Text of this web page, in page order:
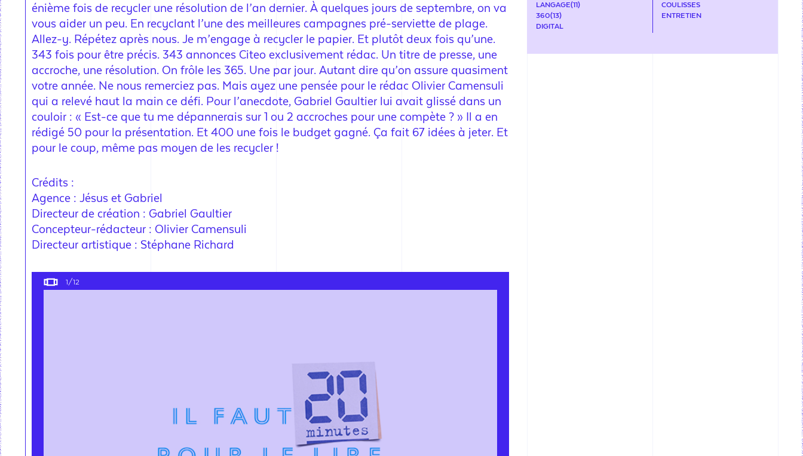
énième fois de recycler une résolution de l’an dernier. À quelques jours de septembre, on va
vous aider un peu. En recyclant l’une des meilleures campagnes pré-serviette de plage.
Allez-y. Répétez après nous. Je m’engage à recycler le papier. Et plutôt deux fois qu’une.
343 fois pour être précis. 343 annonces Citeo exclusivement rédac. Un titre de presse, une
accroche, une résolution. On frôle les 365. Une par jour. Autant dire qu’on assure quasiment
votre année. Ne nous remerciez pas. Mais ayez une pensée pour le rédac Olivier Camensuli
qui a relevé haut la main ce défi. Pour l’anecdote, Gabriel Gaultier lui avait glissé dans un
couloir : « Est-ce que tu me dépannerais sur 1 ou 2 accroches pour une compète ? » Il a en
rédigé 50 pour la présentation. Et 400 une fois le budget gagné. Ça fait 67 idées à jeter. Et
pour le coup, même pas moyen de les recycler !
Crédits :
Agence : Jésus et Gabriel
Directeur de création : Gabriel Gaultier
Concepteur-rédacteur : Olivier Camensuli
Directeur artistique : Stéphane Richard
1/12
LANGAGE(11)
360(13)
DIGITAL
COULISSES
ENTRETIEN